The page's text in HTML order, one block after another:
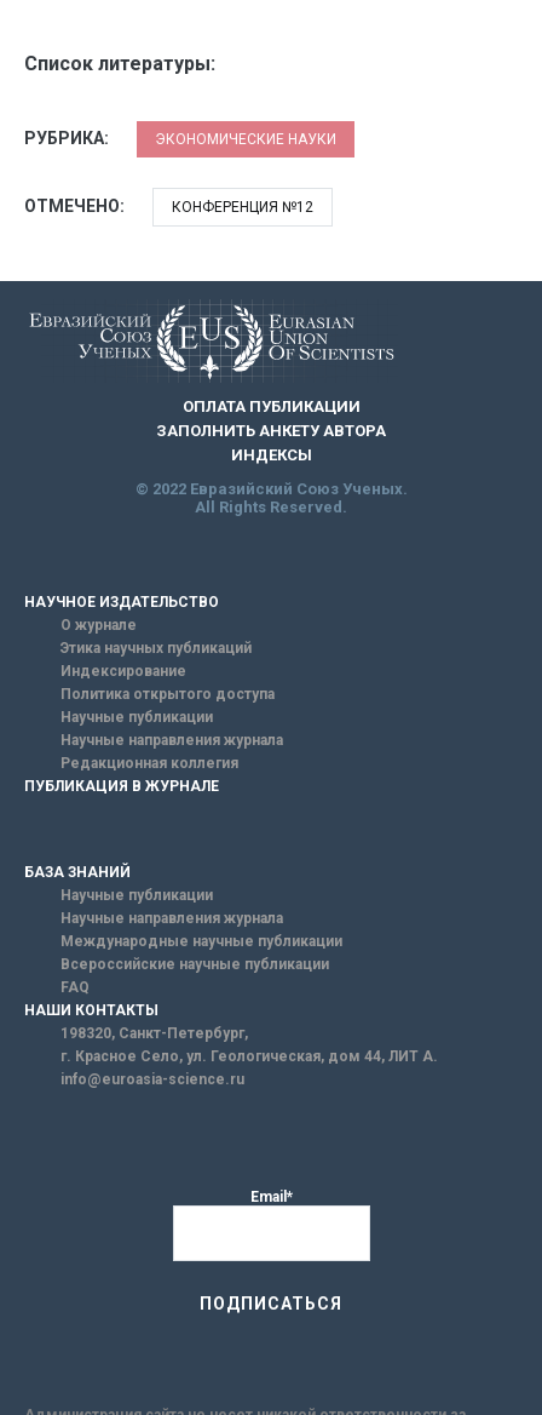
Список литературы:
РУБРИКА: ЭКОНОМИЧЕСКИЕ НАУКИ
ОТМЕЧЕНО: КОНФЕРЕНЦИЯ №12
ОПЛАТА ПУБЛИКАЦИИ
ЗАПОЛНИТЬ АНКЕТУ АВТОРА
ИНДЕКСЫ
© 2022 Евразийский Союз Ученых.
All Rights Reserved.
НАУЧНОЕ ИЗДАТЕЛЬСТВО
О журнале
Этика научных публикаций
Индексирование
Политика открытого доступа
Научные публикации
Научные направления журнала
Редакционная коллегия
ПУБЛИКАЦИЯ В ЖУРНАЛЕ
БАЗА ЗНАНИЙ
Научные публикации
Научные направления журнала
Международные научные публикации
Всероссийские научные публикации
FAQ
НАШИ КОНТАКТЫ
198320, Санкт-Петербург,
г. Красное Село, ул. Геологическая, дом 44, ЛИТ А.
info@euroasia-science.ru
Email*